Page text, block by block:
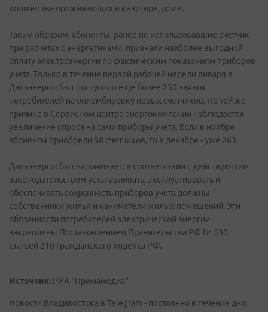
количества проживающих в квартире, доме.
Таким образом, абоненты, ранее не использовавшие счетчик
при расчетах с энергетиками, признали наиболее выгодной
оплату электроэнергии по фактическим показаниям приборов
учета. Только в течение первой рабочей недели января в
Дальэнергосбыт поступило еще более 250 заявок
потребителей на опломбировку новых счетчиков. По той же
причине в Сервисном центре энергокомпании наблюдается
увеличение спроса на сами приборы учета. Если в ноябре
абоненты приобрели 98 счетчиков, то в декабре - уже 263.
Дальэнергосбыт напоминает: в соответствии с действующим
законодательством устанавливать, эксплуатировать и
обеспечивать сохранность приборов учета должны
собственники жилья и наниматели жилых помещений. Эти
обязанности потребителей электрической энергии
закреплены Постановлением Правительства РФ № 530,
статьей 210 Гражданского кодекса РФ.
Источник: РИА "Примамедиа"
Новости Владивостока в Telegram - постоянно в течение дня.